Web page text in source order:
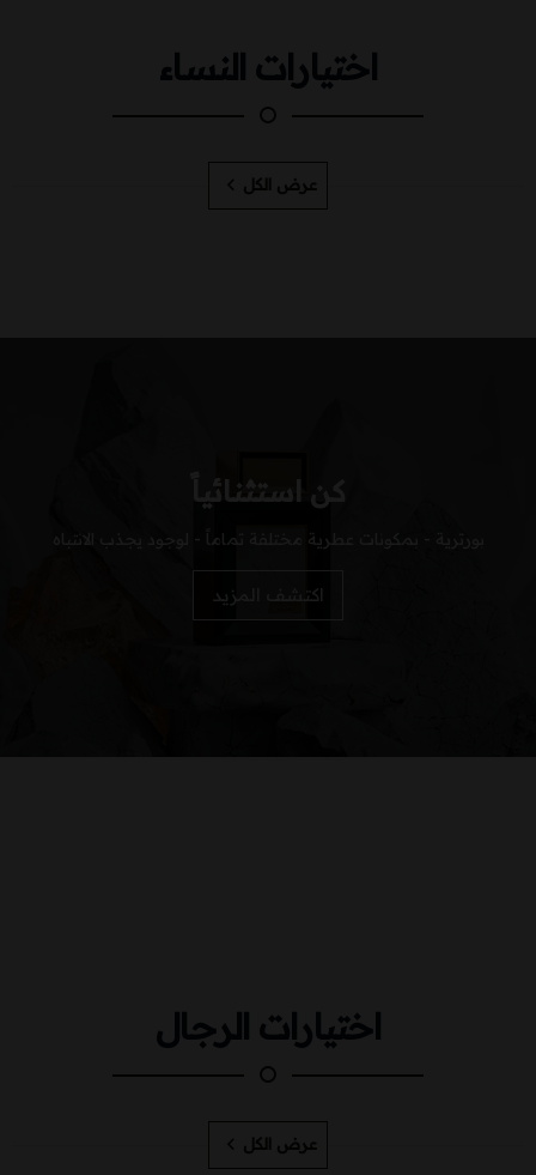
اختيارات النساء
عرض الكل
كن استثنائياً
بورترية - بمكونات عطرية مختلفة تماماً - لوجود يجذب الانتباه
اكتشف المزيد
اختيارات الرجال
عرض الكل